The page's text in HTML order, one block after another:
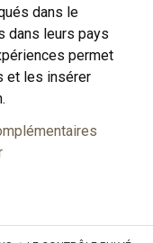
dans le
dans leurs pays
permet
et les insérer